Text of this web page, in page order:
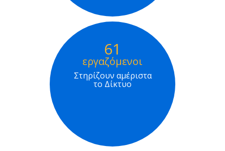
61
εργαζόμενοι
Στηρίζουν αμέριστα
το Δίκτυο